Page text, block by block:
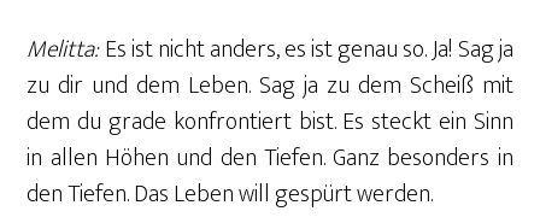
Melitta:Es ist nicht anders, es ist genau so. Ja! Sag ja
zu dir und dem Leben. Sag ja zu dem Scheiß mit
dem du grade konfrontiert bist. Es steckt ein Sinn
in allen Höhen und den Tiefen. Ganz besonders in
den Tiefen. Das Leben will gespürt werden.